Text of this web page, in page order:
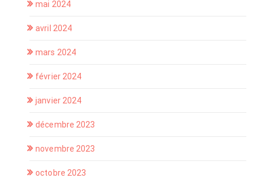
mai 2024
avril 2024
mars 2024
février 2024
janvier 2024
décembre 2023
novembre 2023
octobre 2023